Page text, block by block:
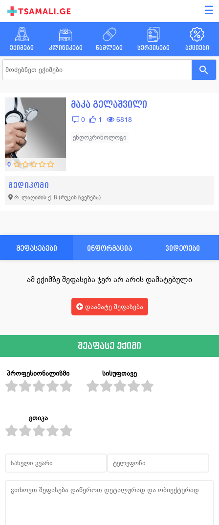
☰
ექიმები კლინიკები წამლები სერვისები აქციები
0
მაკა გელაშვილი
0 1 6818
ენდოკრინოლოგი
მედიკომი
რ. ლაღიძის ქ. 8 (რუკის ჩვენება)
შეფასებები ინფორმაცია ვიდეოები
ამ ექიმზე შეფასება ჯერ არ არის დამატებული
დაამატე შეფასება
შეაფასე ექიმი
პროფესიონალიზმი სისუფთავე
ეთიკა